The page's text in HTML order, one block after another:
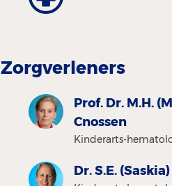
Zorgverleners
Prof. Dr. M.H.
Cnossen
Kinderarts-
Dr. S.E.